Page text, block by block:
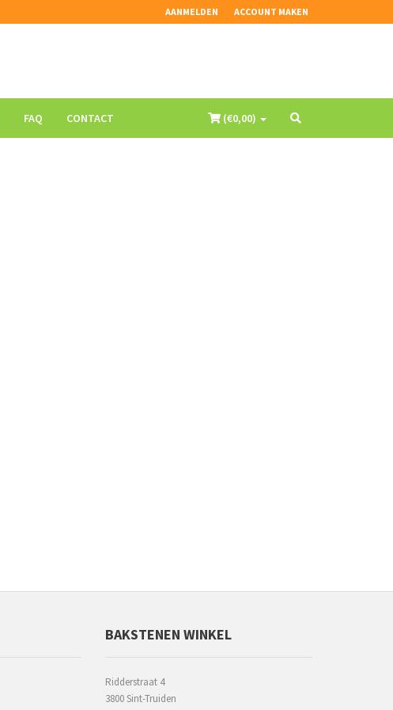
AANMELDEN ACCOUNT MAKEN
FAQ CONTACT (€0,00)
BAKSTENEN WINKEL
Ridderstraat 4
3800 Sint-Truiden